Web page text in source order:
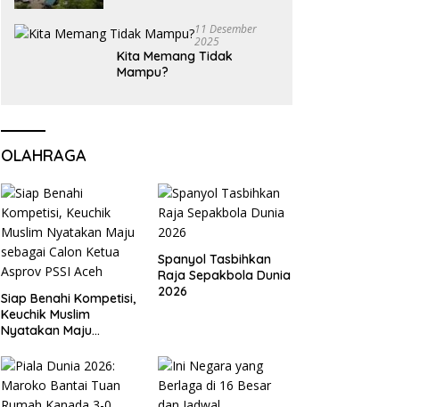
11 Desember
2025
Kita Memang Tidak
Mampu?
OLAHRAGA
Siap Benahi Kompetisi,
Keuchik Muslim
Nyatakan Maju
Asprov PSSI Aceh
Spanyol Tasbihkan
Raja Sepakbola Dunia
2026